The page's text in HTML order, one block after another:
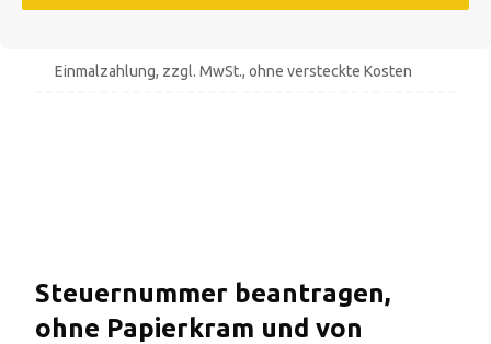
Einmalzahlung, zzgl. MwSt., ohne versteckte Kosten
Steuernummer beantragen,
ohne Papierkram und von